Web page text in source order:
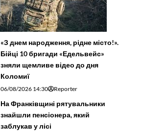
«З днем народження, рідне місто!».
Бійці 10 бригади «Едельвейс»
зняли щемливе відео до дня
Коломиї
06/08/2026 14:30 Reporter
На Франківщині рятувальники
знайшли пенсіонера, який
заблукав у лісі